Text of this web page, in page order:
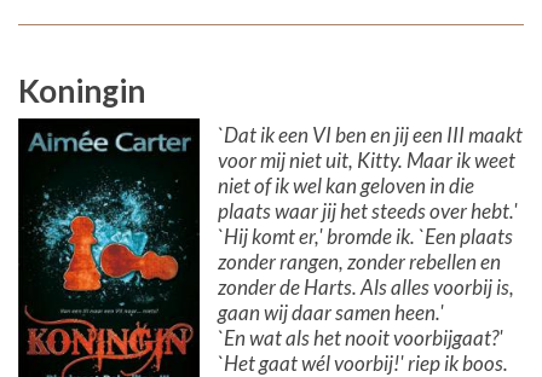
Koningin
`Dat ik een VI ben en jij een III maakt
voor mij niet uit, Kitty. Maar ik weet
niet of ik wel kan geloven in die
plaats waar jij het steeds over hebt.'
`Hij komt er,' bromde ik. `Een plaats
zonder rangen, zonder rebellen en
zonder de Harts. Als alles voorbij is,
gaan wij daar samen heen.'
`En wat als het nooit voorbijgaat?'
`Het gaat wél voorbij!' riep ik boos.